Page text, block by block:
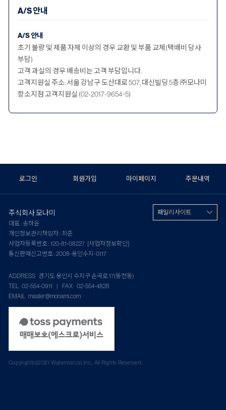
A/S 안내
A/S 안내
초기 불량 및 제품 자체 이상의 경우 교환 및 부품 교체(택배비 당사
부담)
고객 과실의 경우 배송비는 고객 부담입니다.
고객지원실 주소: 서울 강남구 도산대로 507, 대신빌딩 5층 ㈜모나미
항소지점 고객지원실 (02-2017-9654~5)
로그인 회원가입 마이페이지 주문내역
주식회사 모나미
대표 : 송하윤
개인정보관리책임자 : 최준
사업자등록번호 : 120-81-08227 [사업자정보확인]
통신판매신고번호 : 2008-용인수지-0117
ADDRESS 경기도 용인시 수지구 손곡로 17(동천동)
TEL 02-554-0911 | FAX 02-554-4828
EMAIL master@monami.com
패밀리 사이트
Copyright(c)2021 Waterman.co.Inc., All Rights Reserved.